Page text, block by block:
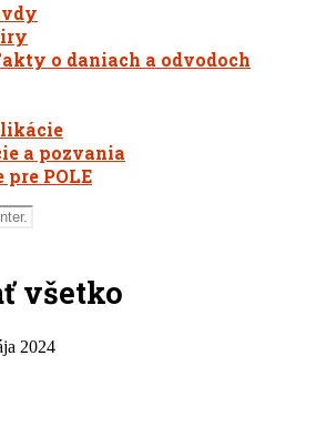
o daniach a odvodoch
a pozvania
pre POLE
všetko
2024